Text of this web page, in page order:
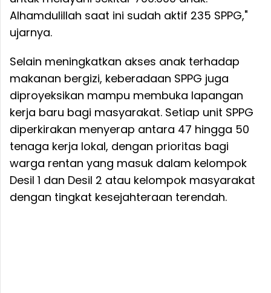
Alhamdulillah saat ini sudah aktif 235 SPPG,"
ujarnya.
Selain meningkatkan akses anak terhadap
makanan bergizi, keberadaan SPPG juga
diproyeksikan mampu membuka lapangan
kerja baru bagi masyarakat. Setiap unit SPPG
diperkirakan menyerap antara 47 hingga 50
tenaga kerja lokal, dengan prioritas bagi
warga rentan yang masuk dalam kelompok
Desil 1 dan Desil 2 atau kelompok masyarakat
dengan tingkat kesejahteraan terendah.